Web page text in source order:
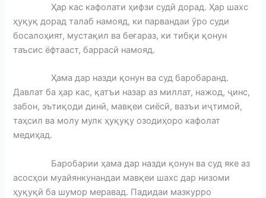
Ҳар кас кафолати ҳифзи судӣ дорад. Ҳар шахс
ҳуқуқ дорад талаб намояд, ки парвандаи ӯро суди
босалоҳият, мустақил ва беғараз, ки тибқи қонун
таъсис ёфтааст, баррасӣ намояд.
Ҳама дар назди қонун ва суд баробаранд.
Давлат ба ҳар кас, қатъи назар аз миллат, нажод, ҷинс,
забон, эътиқоди динӣ, мавқеи сиёсӣ, вазъи иҷтимоӣ,
таҳсил ва молу мулк ҳуқуқу озодиҳоро кафолат
медиҳад.
Баробарии ҳама дар назди қонун ва суд яке аз
асосҳои муайянкунандаи мавқеи шахс дар низоми
ҳуқуқӣ ба шумор меравад. Падидаи мазкурро